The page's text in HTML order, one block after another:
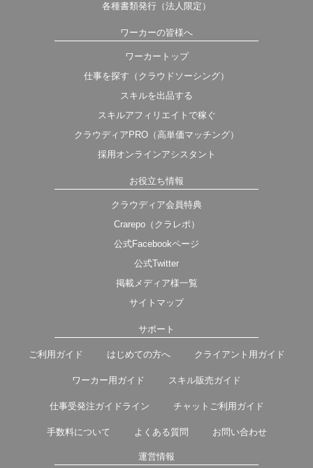
各種書類発行（法人限定）
ワーカーの皆様へ
ワーカートップ
仕事を探す（クラウドソーシング）
スキルを出品する
スキルアフィリエイトで稼ぐ
クラウディアPRO（高単価マッチング）
採用オンラインアシスタント
お役立ち情報
クラウディア会員特典
Crarepo（クラレポ）
公式Facebookページ
公式Twitter
掲載メディア様一覧
サイトマップ
サポート
ご利用ガイド はじめての方へ クライアント用ガイド
ワーカー用ガイド スキル販売ガイド
仕事受発注ガイドライン チャットご利用ガイド
手数料について よくある質問 お問い合わせ
運営情報